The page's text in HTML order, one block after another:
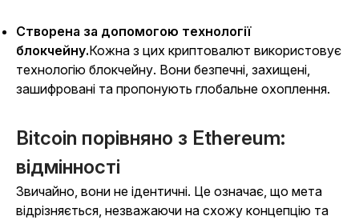
Створена за допомогою технології
блокчейну.Кожна з цих криптовалют використовує
технологію блокчейну. Вони безпечні, захищені,
зашифровані та пропонують глобальне охоплення.
Bitcoin порівняно з Ethereum:
відмінності
Звичайно, вони не ідентичні. Це означає, що мета
відрізняється, незважаючи на схожу концепцію та